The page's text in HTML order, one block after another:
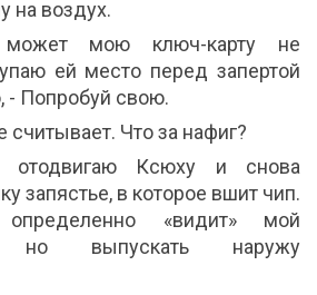
на воздух.
мою ключ-карту не
ей место перед запертой
- Попробуй свою.
Что за нафиг?
Ксюху и снова
запястье, в которое вшит чип.
«видит» мой
но выпускать наружу